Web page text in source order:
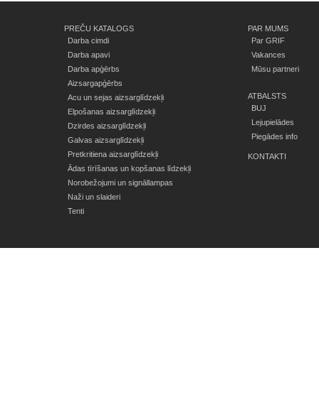
PREČU KATALOGS
Darba cimdi
Darba apavi
Darba apģērbs
Aizsargapģērbs
Acu un sejas aizsarglīdzekļi
Elpošanas aizsarglīdzekļi
Dzirdes aizsarglīdzekļi
Galvas aizsarglīdzekļi
Pretkritiena aizsarglīdzekļi
Ādas tīrīšanas un kopšanas līdzekļi
Norobežojumi un signāllampas
Naži un slaideri
Tenti
PAR MUMS
Par GRIF
Vakances
Mūsu partneri
ATBALSTS
BUJ
Lejupielādes
Piegādes info
KONTAKTI